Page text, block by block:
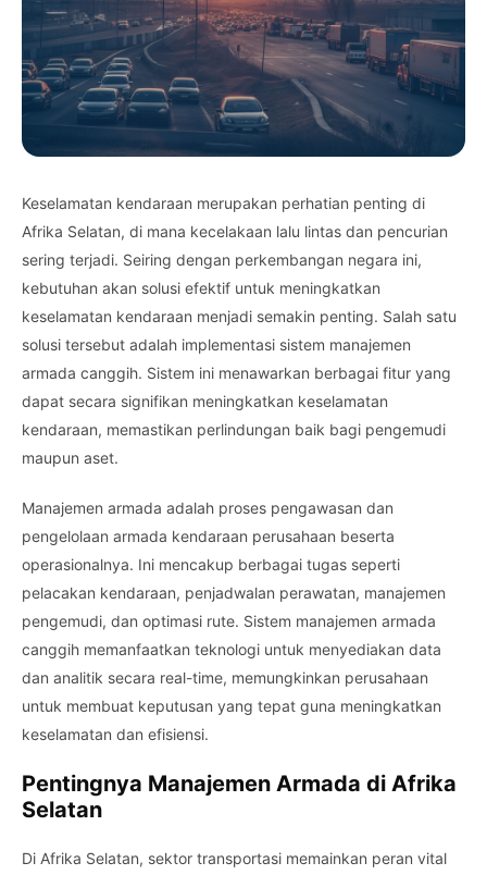
Keselamatan kendaraan merupakan perhatian penting di
Afrika Selatan, di mana kecelakaan lalu lintas dan pencurian
sering terjadi. Seiring dengan perkembangan negara ini,
kebutuhan akan solusi efektif untuk meningkatkan
keselamatan kendaraan menjadi semakin penting. Salah satu
solusi tersebut adalah implementasi sistem manajemen
armada canggih. Sistem ini menawarkan berbagai fitur yang
dapat secara signifikan meningkatkan keselamatan
kendaraan, memastikan perlindungan baik bagi pengemudi
maupun aset.
Manajemen armada adalah proses pengawasan dan
pengelolaan armada kendaraan perusahaan beserta
operasionalnya. Ini mencakup berbagai tugas seperti
pelacakan kendaraan, penjadwalan perawatan, manajemen
pengemudi, dan optimasi rute. Sistem manajemen armada
canggih memanfaatkan teknologi untuk menyediakan data
dan analitik secara real-time, memungkinkan perusahaan
untuk membuat keputusan yang tepat guna meningkatkan
keselamatan dan efisiensi.
Pentingnya Manajemen Armada di Afrika
Selatan
Di Afrika Selatan, sektor transportasi memainkan peran vital